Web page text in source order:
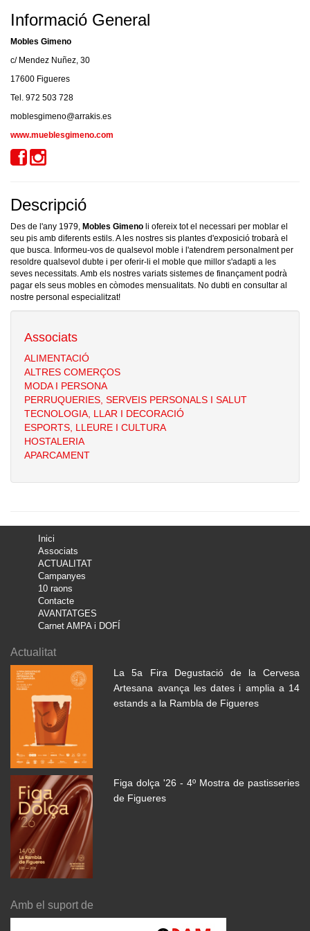
Informació General
Mobles Gimeno
c/ Mendez Nuñez, 30
17600 Figueres
Tel. 972 503 728
moblesgimeno@arrakis.es
www.mueblesgimeno.com
Descripció
Des de l'any 1979, Mobles Gimeno li ofereix tot el necessari per moblar el
seu pis amb diferents estils. A les nostres sis plantes d'exposició trobarà el
que busca. Informeu-vos de qualsevol moble i l'atendrem personalment per
resoldre qualsevol dubte i per oferir-li el moble que millor s'adapti a les
seves necessitats. Amb els nostres variats sistemes de finançament podrà
pagar els seus mobles en còmodes mensualitats. No dubti en consultar al
nostre personal especialitzat!
Associats
ALIMENTACIÓ
ALTRES COMERÇOS
MODA I PERSONA
PERRUQUERIES, SERVEIS PERSONALS I SALUT
TECNOLOGIA, LLAR I DECORACIÓ
ESPORTS, LLEURE I CULTURA
HOSTALERIA
APARCAMENT
Inici
Associats
ACTUALITAT
Campanyes
10 raons
Contacte
AVANTATGES
Carnet AMPA i DOFÍ
Actualitat
La 5a Fira Degustació de la Cervesa
Artesana avança les dates i amplia a 14
estands a la Rambla de Figueres
Figa dolça '26 - 4º Mostra de pastisseries
de Figueres
Amb el suport de